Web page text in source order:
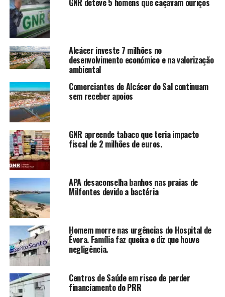
Alcácer investe 7 milhões no
desenvolvimento económico e na valorização
ambiental
Comerciantes de Alcácer do Sal continuam
sem receber apoios
GNR apreende tabaco que teria impacto
fiscal de 2 milhões de euros.
APA desaconselha banhos nas praias de
Milfontes devido a bactéria
Homem morre nas urgências do Hospital de
Évora. Família faz queixa e diz que houve
negligência.
Centros de Saúde em risco de perder
financiamento do PRR